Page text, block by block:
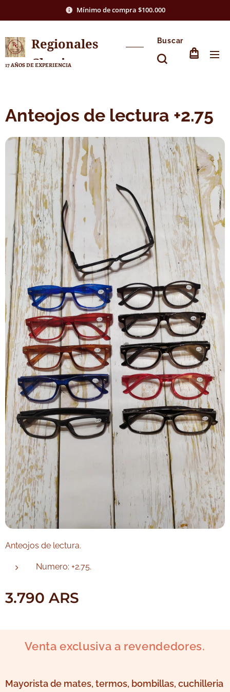
Mínimo de compra $100.000
Regionales
Chasico
17 AÑOS DE EXPERIENCIA
Buscar
Anteojos de lectura +2.75
Anteojos de lectura.
Numero: +2.75.
3.790 ARS
Venta exclusiva a revendedores.
Mayorista de mates, termos, bombillas, cuchilleria